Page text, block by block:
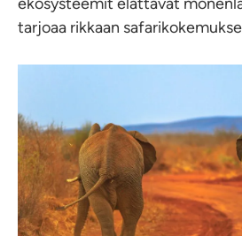
tarjoaa rikkaan